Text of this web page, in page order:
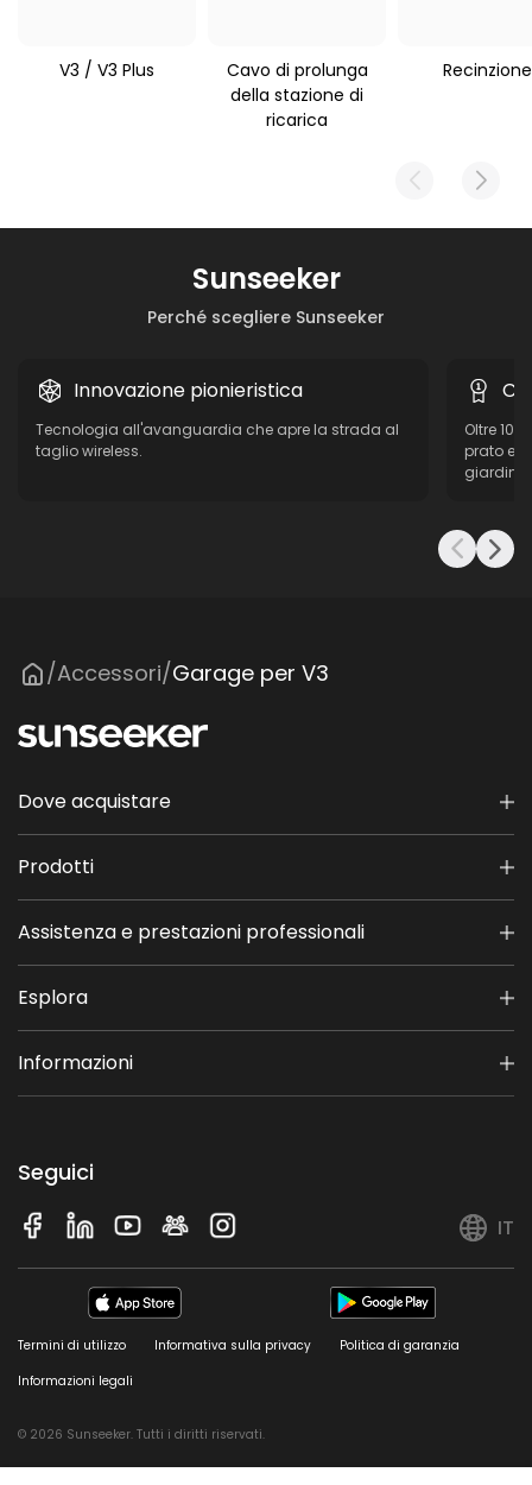
V3 / V3 Plus
Cavo di prolunga
della stazione di
ricarica
Recinzione
Perché scegliere Sunseeker
Sunseeker
Innovazione pionieristica
Tecnologia all'avanguardia che apre la strada al
taglio wireless.
Oltre 10
prato e
giardino
/Accessori/Garage per V3
Dove acquistare
Prodotti
Assistenza e prestazioni professionali
Esplora
Informazioni
Seguici
IT
Termini di utilizzo Informativa sulla privacy
Politica di garanzia
Informazioni legali
© 2026 Sunseeker. Tutti i diritti riservati.